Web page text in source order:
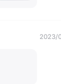
2023/